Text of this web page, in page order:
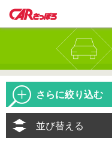
さらに絞り込む
並び替える